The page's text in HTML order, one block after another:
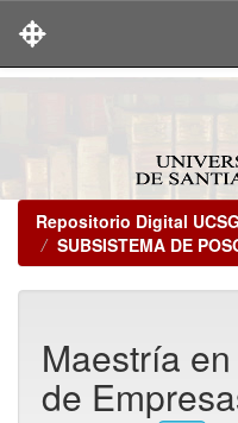
Repositorio Digital UCSG
SUBSISTEMA DE
Maestría
de